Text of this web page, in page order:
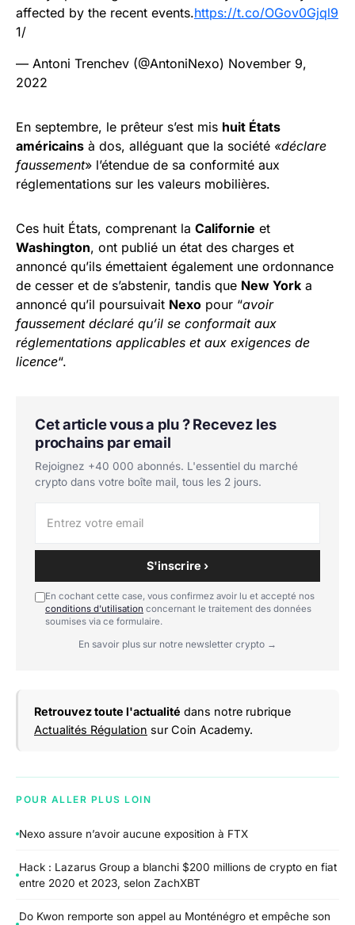
affected by the recent events.https://t.co/OGov0Gjql9
1/
— Antoni Trenchev (@AntoniNexo) November 9,
2022
En septembre, le prêteur s’est mis huit États
américains à dos, alléguant que la société «déclare
faussement» l’étendue de sa conformité aux
réglementations sur les valeurs mobilières.
Ces huit États, comprenant la Californie et
Washington, ont publié un état des charges et
annoncé qu’ils émettaient également une ordonnance
de cesser et de s’abstenir, tandis que New York a
annoncé qu’il poursuivait Nexo pour “avoir
faussement déclaré qu’il se conformait aux
réglementations applicables et aux exigences de
licence“.
Cet article vous a plu ? Recevez les
prochains par email
Rejoignez +40 000 abonnés. L'essentiel du marché
crypto dans votre boîte mail, tous les 2 jours.
S'inscrire ›
En cochant cette case, vous confirmez avoir lu et accepté nos
conditions d'utilisation concernant le traitement des données
soumises via ce formulaire.
En savoir plus sur notre newsletter crypto →
Retrouvez toute l'actualité dans notre rubrique
Actualités Régulation sur Coin Academy.
POUR ALLER PLUS LOIN
Nexo assure n’avoir aucune exposition à FTX
Hack : Lazarus Group a blanchi $200 millions de crypto en fiat
entre 2020 et 2023, selon ZachXBT
Do Kwon remporte son appel au Monténégro et empêche son